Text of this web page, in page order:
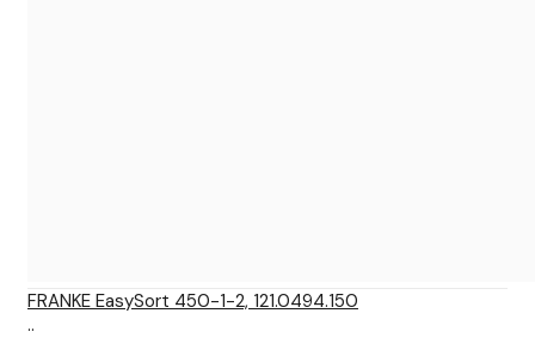
FRANKE EasySort 450-1-2, 121.0494.150
..